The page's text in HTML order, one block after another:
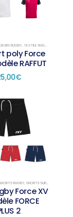
RUGBY, TEXTILE RUGBY
poly Force
RAFFUT
€
RUGBY, SHORTS SUR STOCK
Force XV
FORCE
2